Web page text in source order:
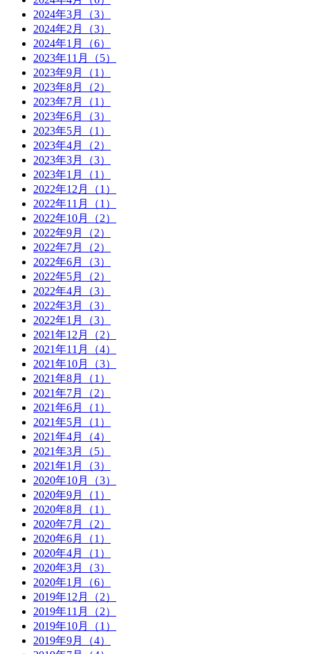
2024年3月（3）
2024年2月（3）
2024年1月（6）
2023年11月（5）
2023年9月（1）
2023年8月（2）
2023年7月（1）
2023年6月（3）
2023年5月（1）
2023年4月（2）
2023年3月（3）
2023年1月（1）
2022年12月（1）
2022年11月（1）
2022年10月（2）
2022年9月（2）
2022年7月（2）
2022年6月（3）
2022年5月（2）
2022年4月（3）
2022年3月（3）
2022年1月（3）
2021年12月（2）
2021年11月（4）
2021年10月（3）
2021年8月（1）
2021年7月（2）
2021年6月（1）
2021年5月（1）
2021年4月（4）
2021年3月（5）
2021年1月（3）
2020年10月（3）
2020年9月（1）
2020年8月（1）
2020年7月（2）
2020年6月（1）
2020年4月（1）
2020年3月（3）
2020年1月（6）
2019年12月（2）
2019年11月（2）
2019年10月（1）
2019年9月（4）